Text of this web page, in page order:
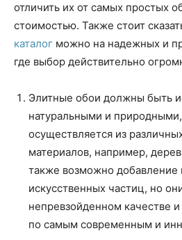
отличить их от самых простых
стоимостью. Также стоит
каталог можно на надежных и
где выбор действительно
Элитные обои должны быть
натуральными и
осуществляется из
материалов, например,
также возможно добавление
искусственных частиц, но
непревзойденном качестве
по самым современным и